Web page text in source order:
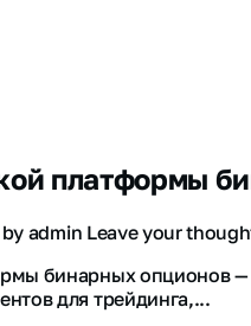
платформы
admin Leave your
бинарных опционов
для трейдинга,...